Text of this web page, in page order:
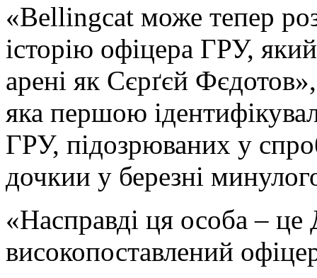
«Bellingcat може тепер
історію офіцера ГРУ,
арені як Сєрґєй
яка першою
ГРУ, підозрюваних у
дочкии у березні
«Насправді ця особа – це
високопоставлений